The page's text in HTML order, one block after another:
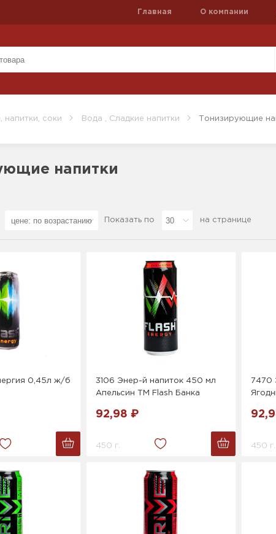
Главная О компании
напитки, соки Вода , Сладкие напитки Тонизирующие
напитки
Показать по на странице
0,45л ж/б
3106 Энер-й напиток 450 мл
Апельсин ТМ Flash Банка
92,98 ₽
450 г.
7470
450 г.